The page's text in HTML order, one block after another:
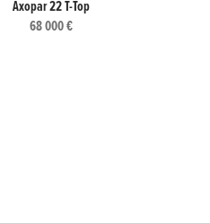
Axopar 22 T-Top
68 000 €